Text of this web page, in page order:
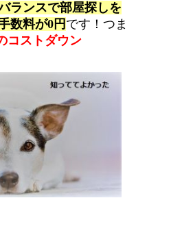
ランスで部屋探しを
数料が0円 です ！つま
コストダウン